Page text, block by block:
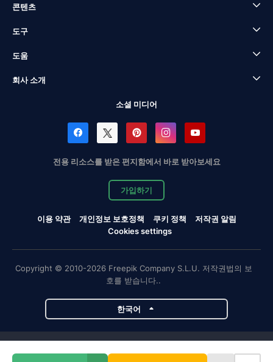
콘텐츠
도구
도움
회사 소개
소셜 미디어
전용 리소스를 받은 편지함에서 바로 받아보세요
가입하기
이용 약관 개인정보 보호정책 쿠키 정책
저작권 알림
Cookies settings
Copyright © 2010-2026 Freepik Company S.L.U. 저작권법의 보
호를 받습니다..
한국어